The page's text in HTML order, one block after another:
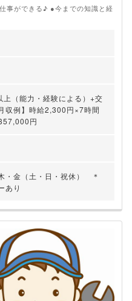
事ができる♪ ●今までの知識と経
（能力・経験による）+交
例】時給2,300円×7時間
円
・金（土・日・祝休） ＊
あり